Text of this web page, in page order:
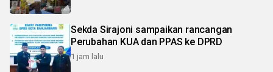
Sekda Sirajoni sampaikan rancangan
Perubahan KUA dan PPAS ke DPRD
1 jam lalu